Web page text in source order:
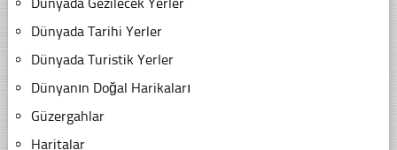
Dünyada Tarihi Yerler
Dünyada Turistik Yerler
Dünyanın Doğal Harikaları
Güzergahlar
Haritalar